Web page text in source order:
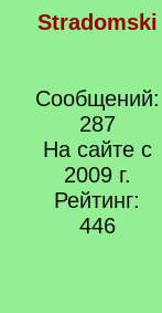
Stradomski
Сообщений:
287
На сайте с
2009 г.
Рейтинг:
446